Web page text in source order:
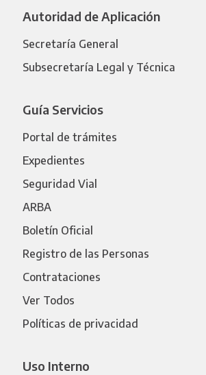
Autoridad de Aplicación
Secretaría General
Subsecretaría Legal y Técnica
Guía Servicios
Portal de trámites
Expedientes
Seguridad Vial
ARBA
Boletín Oficial
Registro de las Personas
Contrataciones
Ver Todos
Políticas de privacidad
Uso Interno